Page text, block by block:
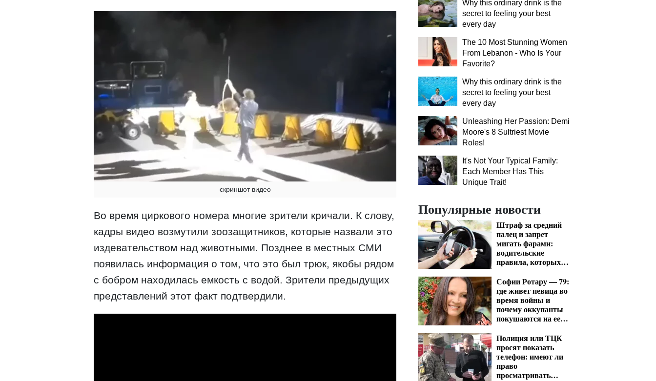
скриншот видео
Во время циркового номера многие зрители кричали. К слову,
кадры видео возмутили зоозащитников, которые назвали это
издевательством над животными. Позднее в местных СМИ
появилась информация о том, что это был трюк, якобы рядом
с бобром находилась емкость с водой. Зрители предыдущих
представлений этот факт подтвердили.
Why this ordinary drink is the
secret to feeling your best
every day
The 10 Most Stunning Women
From Lebanon - Who Is Your
Favorite?
Why this ordinary drink is the
secret to feeling your best
every day
Unleashing Her Passion: Demi
Moore's 8 Sultriest Movie
Roles!
It's Not Your Typical Family:
Each Member Has This
Unique Trait!
Популярные новости
Штраф за средний
палец и запрет
мигать фарами:
водительские
правила, которых
Софии Ротару — 79:
где живет певица во
время войны и
почему оккупанты
покушаются на ее
Полиция или ТЦК
просят показать
телефон: имеют ли
право
просматривать